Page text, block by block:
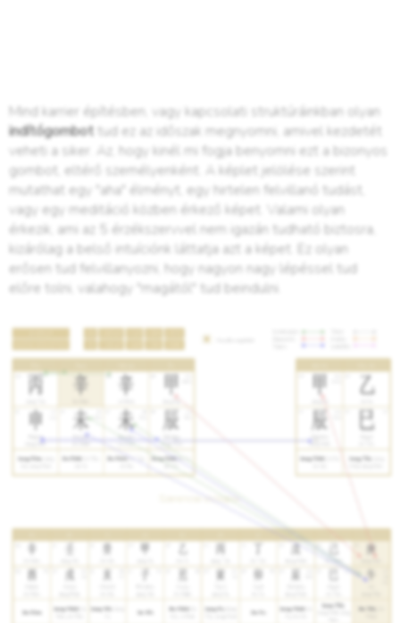
Mind karrier építésben, vagy kapcsolati struktúráinkban olyan
indítógombot tud ez az időszak megnyomni, amivel kezdetét
veheti a siker. Az, hogy kinél mi fogja benyomni ezt a bizonyos
gombot, eltérő személyenként. A képlet jelölése szerint
mutathat egy "aha" élményt, egy hirtelen felvillanó tudást,
vagy egy meditáció közben érkező képet. Valami olyan
érkezik, ami az 5 érzékszervvel nem igazán tudható biztosra,
kizárólag a belső intuíciónk láttatja azt a képet. Ez olyan
erősen tud felvillanyozni, hogy nagyon nagy lépéssel tud
előre tolni, valahogy "magától" tud beindulni.